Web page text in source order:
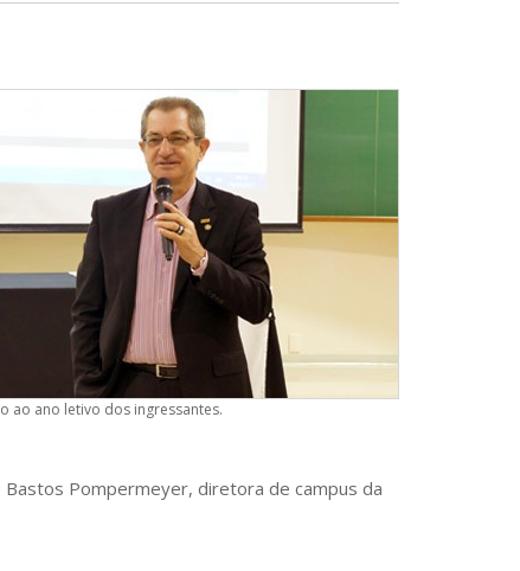
ao ano letivo dos ingressantes.
Pompermeyer, diretora de campus da